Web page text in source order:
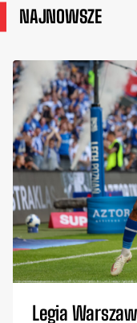
NAJNOWSZE
Legia